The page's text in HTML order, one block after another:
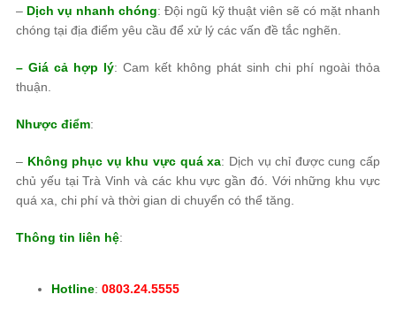
– Dịch vụ nhanh chóng: Đội ngũ kỹ thuật viên sẽ có mặt nhanh
chóng tại địa điểm yêu cầu để xử lý các vấn đề tắc nghẽn.
– Giá cả hợp lý: Cam kết không phát sinh chi phí ngoài thỏa
thuận.
Nhược điểm:
– Không phục vụ khu vực quá xa: Dịch vụ chỉ được cung cấp
chủ yếu tại Trà Vinh và các khu vực gần đó. Với những khu vực
quá xa, chi phí và thời gian di chuyển có thể tăng.
Thông tin liên hệ:
Hotline: 0803.24.5555